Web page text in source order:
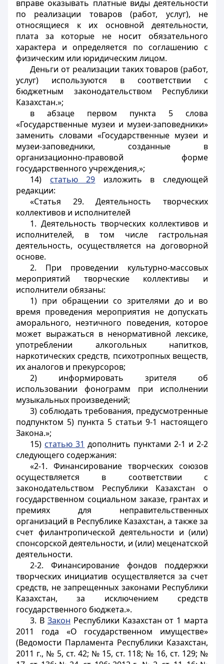
вправе оказывать платные виды деятельности
по реализации товаров (работ, услуг), не
относящиеся к их основной деятельности,
плата за которые не носит обязательного
характера и определяется по соглашению с
физическим или юридическим лицом.
Деньги от реализации таких товаров (работ,
услуг) используются в соответствии с
бюджетным законодательством Республики
Казахстан.»;
в абзаце первом пункта 5 слова
«Государственные музеи и музеи-заповедники»
заменить словами «Государственные музеи и
музеи-заповедники, созданные в
организационно-правовой форме
государственного учреждения,»;
14) статью 29 изложить в следующей
редакции:
«Статья 29. Деятельность творческих
коллективов и исполнителей
1. Деятельность творческих коллективов и
исполнителей, в том числе гастрольная
деятельность, осуществляется на договорной
основе.
2. При проведении культурно-массовых
мероприятий творческие коллективы и
исполнители обязаны:
1) при обращении со зрителями до и во
время проведения мероприятия не допускать
аморального, неэтичного поведения, которое
может выражаться в ненормативной лексике,
употреблении алкогольных напитков,
наркотических средств, психотропных веществ,
их аналогов и прекурсоров;
2) информировать зрителя об
использовании фонограмм при исполнении
музыкальных произведений;
3) соблюдать требования, предусмотренные
подпунктом 5) пункта 5 статьи 9-1 настоящего
Закона.»;
15) статью 31 дополнить пунктами 2-1 и 2-2
следующего содержания:
«2-1. Финансирование творческих союзов
осуществляется в соответствии с
законодательством Республики Казахстан о
государственном социальном заказе, грантах и
премиях для неправительственных
организаций в Республике Казахстан, а также за
счет филантропической деятельности и (или)
спонсорской деятельности, и (или) меценатской
деятельности.
2-2. Финансирование фондов поддержки
творческих инициатив осуществляется за счет
средств, не запрещенных законами Республики
Казахстан, за исключением средств
государственного бюджета.».
3. В Закон Республики Казахстан от 1 марта
2011 года «О государственном имуществе»
(Ведомости Парламента Республики Казахстан,
2011 г., № 5, ст. 42; № 15, ст. 118; № 16, ст. 129; №